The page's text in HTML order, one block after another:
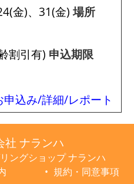
金)、31(金) 場所
割引有) 申込期限
申込み/詳細/レポート
社 ナランハ
ングショップ ナランハ
規約・同意事項